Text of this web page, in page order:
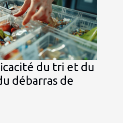
du tri et du
débarras de